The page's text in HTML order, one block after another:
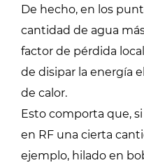
De hecho, en los
cantidad de agua
factor de pérdida
de disipar la energía
de calor.
Esto comporta que,
en RF una cierta
ejemplo, hilado en